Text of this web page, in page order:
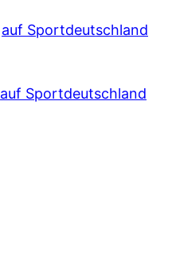
auf Sportdeutschland
auf Sportdeutschland